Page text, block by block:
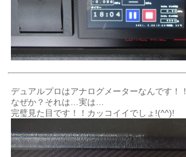
デュアルプロはアナログメーターなんです！！
なぜか？それは…実は…
完璧見た目です！！カッコイイでしょ!(^^)!